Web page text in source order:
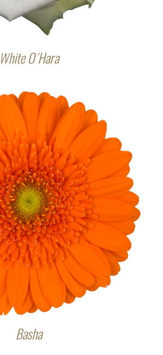
White O´Hara
Basha